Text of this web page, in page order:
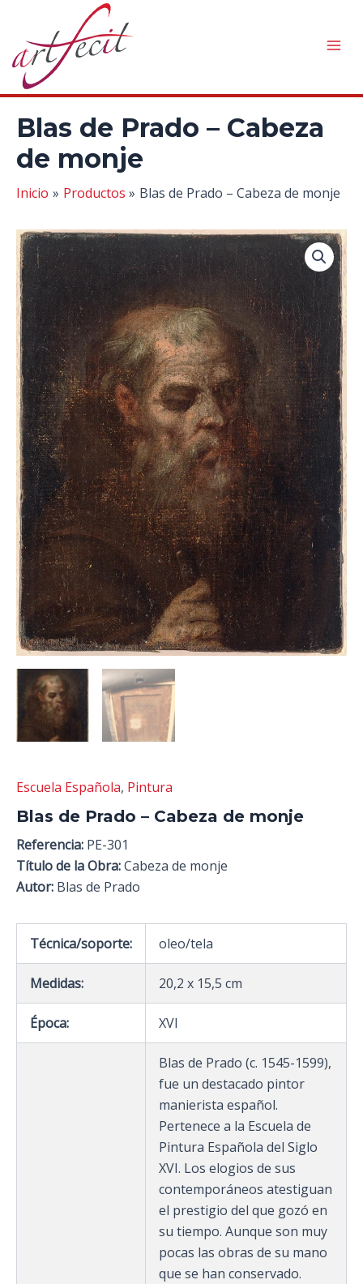
contenido
Blas de Prado – Cabeza
de monje
Inicio Productos Blas de Prado – Cabeza de monje
Escuela Española, Pintura
Blas de Prado – Cabeza de monje
Referencia: PE-301
Título de la Obra:Cabeza de monje
Autor: Blas de Prado
Técnica/soporte: oleo/tela
Medidas: 20,2 x 15,5 cm
Época: XVI
Blas de Prado (c. 1545-1599),
fue un destacado pintor
manierista español.
Pertenece a la Escuela de
Pintura Española del Siglo
XVI. Los elogios de sus
contemporáneos atestiguan
el prestigio del que gozó en
su tiempo. Aunque son muy
pocas las obras de su mano
que se han conservado.